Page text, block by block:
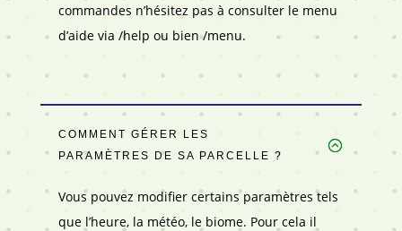
commandes n’hésitez pas à consulter le menu
d’aide via /help ou bien /menu.
COMMENT GÉRER LES
PARAMÈTRES DE SA PARCELLE ?
Vous pouvez modifier certains paramètres tels
que l’heure, la météo, le biome. Pour cela il